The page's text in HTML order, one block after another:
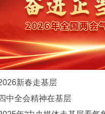
新春走基层
中全会精神在基层